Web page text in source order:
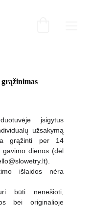
įsigytus
užsakymą
grąžinti per 14
gavimo dienos (dėl
išlaidos nėra
būti nenešioti,
bei originalioje